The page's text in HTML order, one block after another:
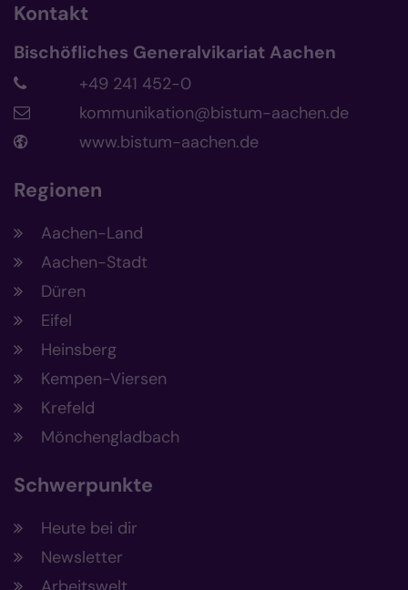
Kontakt
Bischöfliches Generalvikariat Aachen
+49 241 452-0
kommunikation@bistum-aachen.de
www.bistum-aachen.de
Regionen
Aachen-Land
Aachen-Stadt
Düren
Eifel
Heinsberg
Kempen-Viersen
Krefeld
Mönchengladbach
Schwerpunkte
Heute bei dir
Newsletter